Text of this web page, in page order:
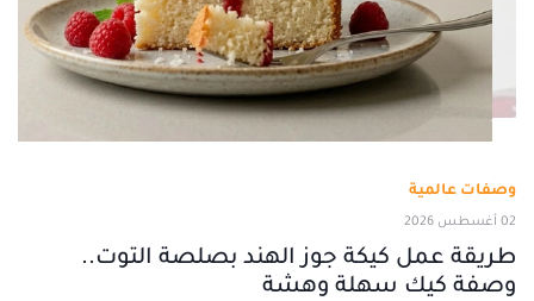
وصفات عالمية
02 أغسطس 2026
طريقة عمل كيكة جوز الهند بصلصة التوت..
وصفة كيك سهلة وهشة